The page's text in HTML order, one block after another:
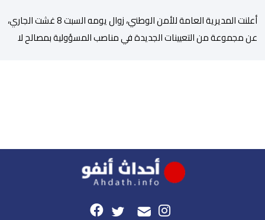
أعلنت المديرية العامة للأمن الوطني، زوال يومه السبت 8 غشت الجاري،
عن مجموعة من التعيينات الجديدة في مناصب المسؤولية بمصالح لا